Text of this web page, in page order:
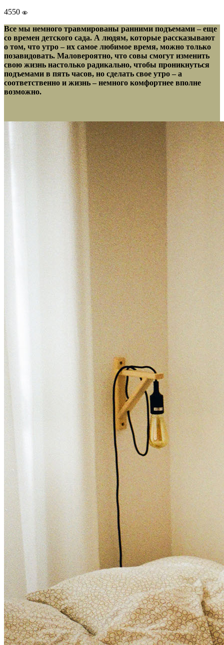
4550
Все мы немного травмированы ранними подъемами – еще
со времен детского сада. А людям, которые рассказывают
о том, что утро – их самое любимое время, можно только
позавидовать. Маловероятно, что совы смогут изменить
свою жизнь настолько радикально, чтобы проникнуться
подъемами в пять часов, но сделать свое утро – а
соответственно и жизнь – немного комфортнее вполне
возможно.